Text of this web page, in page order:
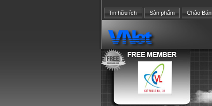
Tin hữu ích Sản phẩm Chào Bán